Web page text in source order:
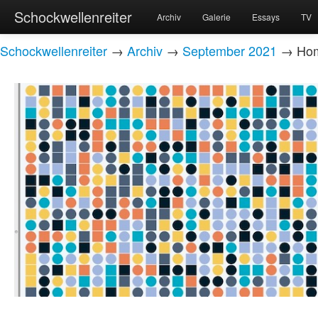
Schockwellenreiter Archiv Galerie Essays TV
Schockwellenreiter → Archiv → September 2021 →